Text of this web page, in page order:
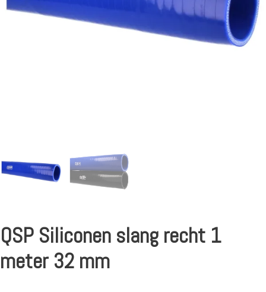
QSP Siliconen slang recht 1
meter 32 mm